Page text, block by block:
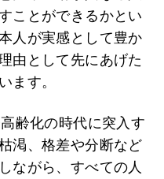
ことができるかとい
人が実感として豊か
由として先にあげた
ます。
齢化の時代に突入す
渇、格差や分断など
ながら、すべての人